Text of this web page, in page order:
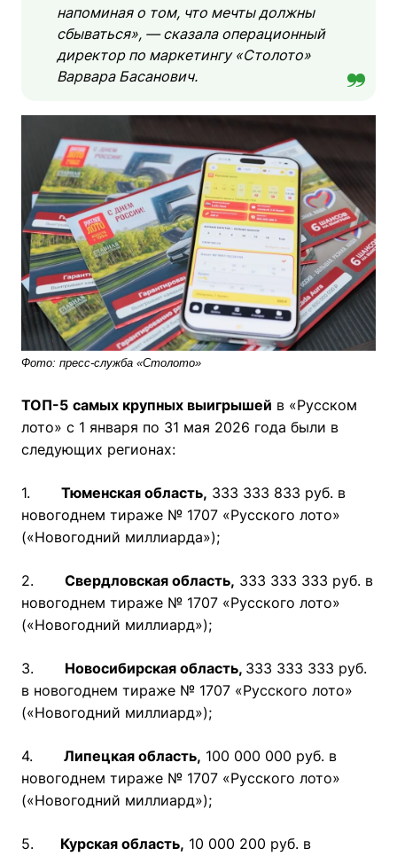
напоминая о том, что мечты должны
сбываться», — сказала операционный
директор по маркетингу «Столото»
Варвара Басанович.
Фото: пресс-служба «Столото»
ТОП-5 самых крупных выигрышей в «Русском
лото» с 1 января по 31 мая 2026 года были в
следующих регионах:
1. Тюменская область, 333 333 833 руб. в
новогоднем тираже № 1707 «Русского лото»
(«Новогодний миллиарда»);
2. Свердловская область, 333 333 333 руб. в
новогоднем тираже № 1707 «Русского лото»
(«Новогодний миллиард»);
3. Новосибирская область, 333 333 333 руб.
в новогоднем тираже № 1707 «Русского лото»
(«Новогодний миллиард»);
4. Липецкая область, 100 000 000 руб. в
новогоднем тираже № 1707 «Русского лото»
(«Новогодний миллиард»);
5. Курская область, 10 000 200 руб. в